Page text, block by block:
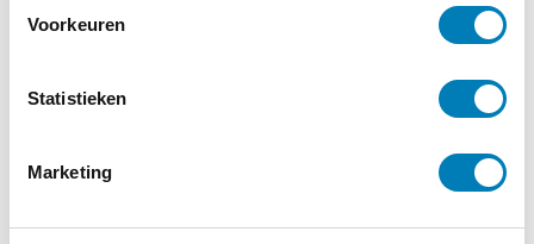
Voorkeuren
Statistieken
Marketing
(IMH)
Startdatum: 15-09-2026